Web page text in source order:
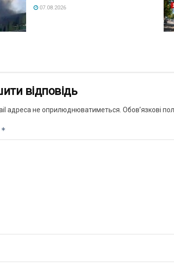
07.08.2026
відповідь
адреса не оприлюднюватиметься. Обов’язкові
*